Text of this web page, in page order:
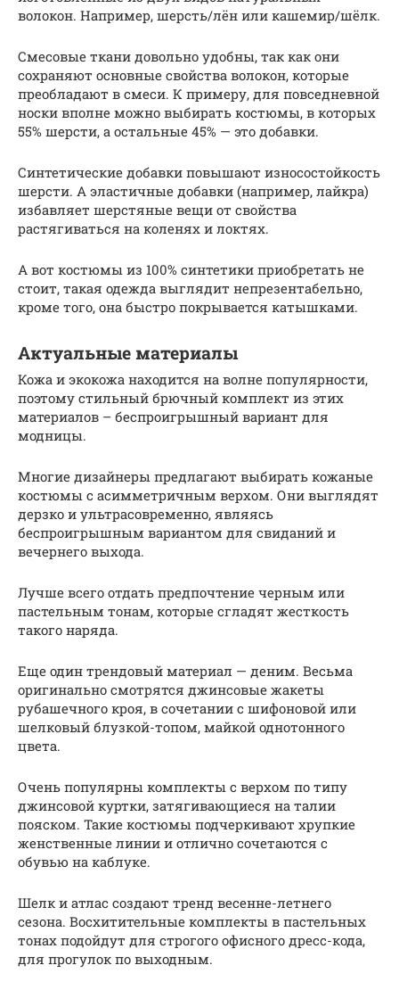
волокон. Например, шерсть/лён или кашемир/шёлк.
Смесовые ткани довольно удобны, так как они
сохраняют основные свойства волокон, которые
преобладают в смеси. К примеру, для повседневной
носки вполне можно выбирать костюмы, в которых
55% шерсти, а остальные 45% — это добавки.
Синтетические добавки повышают износостойкость
шерсти. А эластичные добавки (например, лайкра)
избавляет шерстяные вещи от свойства
растягиваться на коленях и локтях.
А вот костюмы из 100% синтетики приобретать не
стоит, такая одежда выглядит непрезентабельно,
кроме того, она быстро покрывается катышками.
Актуальные материалы
Кожа и экокожа находится на волне популярности,
поэтому стильный брючный комплект из этих
материалов – беспроигрышный вариант для
модницы.
Многие дизайнеры предлагают выбирать кожаные
костюмы с асимметричным верхом. Они выглядят
дерзко и ультрасовременно, являясь
беспроигрышным вариантом для свиданий и
вечернего выхода.
Лучше всего отдать предпочтение черным или
пастельным тонам, которые сгладят жесткость
такого наряда.
Еще один трендовый материал — деним. Весьма
оригинально смотрятся джинсовые жакеты
рубашечного кроя, в сочетании с шифоновой или
шелковый блузкой-топом, майкой однотонного
цвета.
Очень популярны комплекты с верхом по типу
джинсовой куртки, затягивающиеся на талии
пояском. Такие костюмы подчеркивают хрупкие
женственные линии и отлично сочетаются с
обувью на каблуке.
Шелк и атлас создают тренд весенне-летнего
сезона. Восхитительные комплекты в пастельных
тонах подойдут для строгого офисного дресс-кода,
для прогулок по выходным.